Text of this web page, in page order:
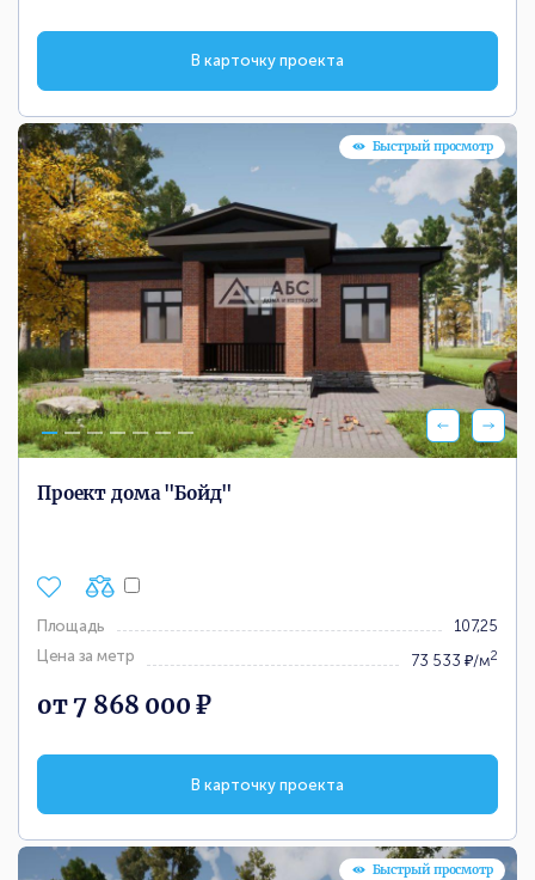
В карточку проекта
Проект дома "Бойд"
Площадь
107,25
Цена за метр
73 533 ₽/м2
Быстрый просмотр
от 7 868 000 ₽
В карточку проекта
Быстрый просмотр